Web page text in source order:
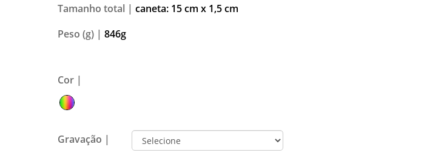
Tamanho total | caneta: 15 cm x 1,5 cm
Peso (g) | 846g
Cor |
Gravação |